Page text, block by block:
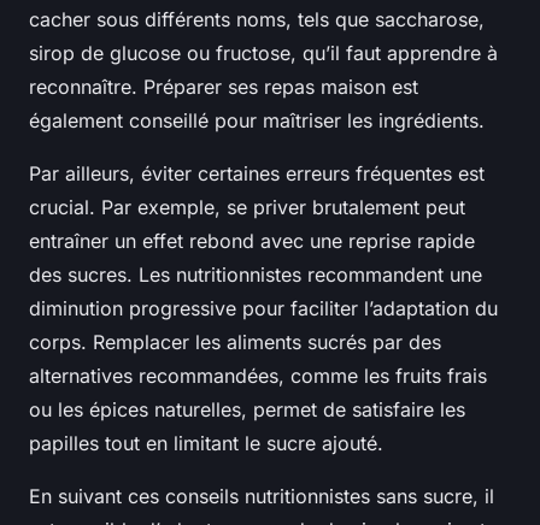
cacher sous différents noms, tels que saccharose,
sirop de glucose ou fructose, qu’il faut apprendre à
reconnaître. Préparer ses repas maison est
également conseillé pour maîtriser les ingrédients.
Par ailleurs, éviter certaines erreurs fréquentes est
crucial. Par exemple, se priver brutalement peut
entraîner un effet rebond avec une reprise rapide
des sucres. Les nutritionnistes recommandent une
diminution progressive pour faciliter l’adaptation du
corps. Remplacer les aliments sucrés par des
alternatives recommandées, comme les fruits frais
ou les épices naturelles, permet de satisfaire les
papilles tout en limitant le sucre ajouté.
En suivant ces conseils nutritionnistes sans sucre, il